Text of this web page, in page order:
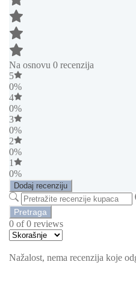
Na osnovu 0 recenzija
5
0%
4
0%
3
0%
2
0%
1
0%
Dodaj recenziju
Pretraga
0 of 0 reviews
Nažalost, nema recenzija koje